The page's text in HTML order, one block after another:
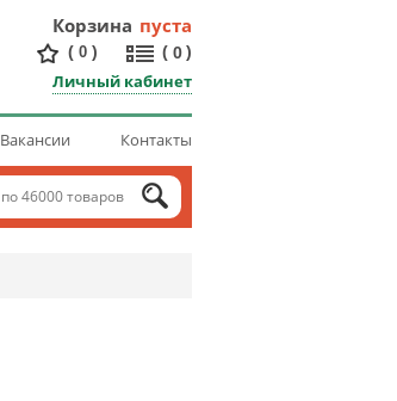
Корзина пуста
( 0 ) ( 0 )
Личный кабинет
Вакансии Контакты